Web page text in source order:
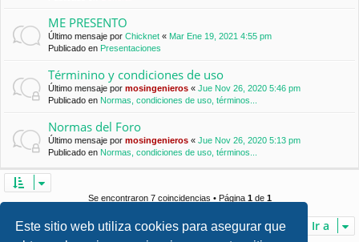
Este sitio web utiliza cookies para asegurar que
ME PRESENTO
Último mensaje por Chicknet « Mar Ene 19, 2021 4:55 pm
Publicado en Presentaciones
Términino y condiciones de uso
Último mensaje por mosingenieros « Jue Nov 26, 2020 5:46 pm
Publicado en Normas, condiciones de uso, términos...
Normas del Foro
Último mensaje por mosingenieros « Jue Nov 26, 2020 5:13 pm
Publicado en Normas, condiciones de uso, términos...
Se encontraron 7 coincidencias • Página 1de 1
Ir a